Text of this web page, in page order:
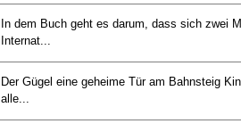
In dem Buch geht es darum, dass sich zwei
Internat...
Der Gügel eine geheime Tür am Bahnsteig
alle...